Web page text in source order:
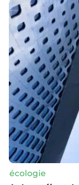
écologie